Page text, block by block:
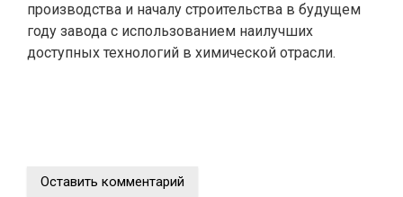
производства и началу строительства в будущем
году завода с использованием наилучших
доступных технологий в химической отрасли.
Оставить комментарий